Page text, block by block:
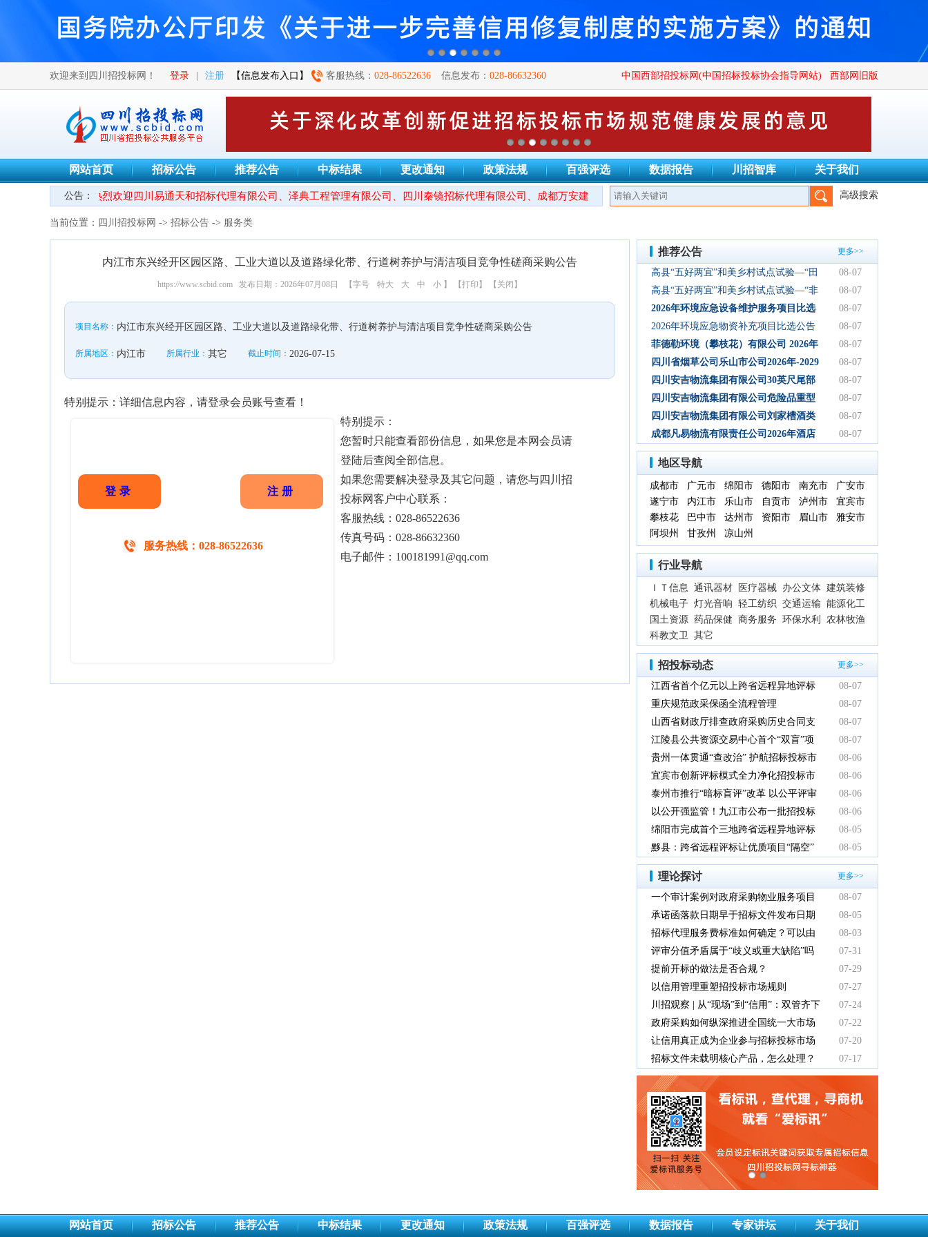
欢迎来到四川招投标网！ 登录 注册 【信息发布入口】 客服热线： 028-86522636 信息发布： 028-86632360 中国西部招投标网(中国招标投标协会指导网站) 西部网旧版
网站首页 招标公告 推荐公告 中标结果 更改通知 政策法规 百强评选 数据报告 川招智库 关于我们
公告：
●热烈欢迎四川易通天和招标代理有限公司、泽典工程管理有限公司、四川秦镜招标代理有限公司、成都万安建设项目管理有限公司、四川广群工程项目管理有限公司、四川锦鑫川荣工
高级搜索
当前位置： 四川招投标网 -> 招标公告 -> 服务类
内江市东兴经开区园区路、工业大道以及道路绿化带、行道树养护与清洁项目竞争性磋商采购公告
https://www.scbid.com 发布日期：2026年07月08日 【字号 特大 大 中 小 】 【打印】 【关闭】
项目名称： 内江市东兴经开区园区路、工业大道以及道路绿化带、行道树养护与清洁项目竞争性磋商采购公告
所属地区： 内江市 所属行业： 其它 截止时间： 2026-07-15
特别提示：详细信息内容，请登录会员账号查看！
登录 注册
服务热线：028-86522636
特别提示：
您暂时只能查看部份信息，如果您是本网会员请
登陆后查阅全部信息。
如果您需要解决登录及其它问题，请您与四川招
投标网客户中心联系：
客服热线：028-86522636
传真号码：028-86632360
电子邮件：100181991@qq.com
推荐公告 更多>>
高县“五好两宜”和美乡村试点试验—“田
园逸趣•农耕研学”农文旅融合新场景项
目初步设计服务结果公告
08-07
高县“五好两宜”和美乡村试点试验—“非
遗传承·研学体验”文化产业园建设项目
初步设计服务结果公告
08-07
2026年环境应急设备维护服务项目比选
公告
08-07
2026年环境应急物资补充项目比选公告
08-07
菲德勒环境（攀枝花）有限公司 2026年
第三季度第二次碳酸钠 招标公告（第二
次）
08-07
四川省烟草公司乐山市公司2026年-2029
年乐山物流中心卷烟装卸分拣服务中标
候选人公示
08-07
四川安吉物流集团有限公司30英尺尾部
自卸式集装箱采购项目成交候选人公示
08-07
四川安吉物流集团有限公司危险品重型
罐式半挂车项目成交候选人公示
08-07
四川安吉物流集团有限公司刘家槽酒类
绿色智慧物流园职业病危害预评价服务
（二次）成交候选人公示
08-07
成都凡易物流有限责任公司2026年酒店
空调采购及安装项目（第三次）评审结
果公示
08-07
地区导航
成都市 广元市 绵阳市 德阳市 南充市
广安市
遂宁市
内江市 乐山市 自贡市 泸州市
宜宾市
攀枝花
巴中市 达州市 资阳市 眉山市
雅安市
阿坝州
甘孜州 凉山州
行业导航
ＩＴ信息 通讯器材 医疗器械 办公文体 建筑装修
机械电子 灯光音响 轻工纺织 交通运输 能源化工
国土资源 药品保健 商务服务 环保水利
农林牧渔
科教文卫 其它
招投标动态 更多>>
江西省首个亿元以上跨省远程异地评标
项目在鹰潭市完成
08-07
重庆规范政采保函全流程管理
08-07
山西省财政厅排查政府采购历史合同支
付情况
08-07
江陵县公共资源交易中心首个“双盲”项
目顺利完成
08-07
贵州一体贯通“查改治” 护航招标投标市
场规范健康发展
08-06
宜宾市创新评标模式全力净化招投标市
场环境
08-06
泰州市推行“暗标盲评”改革 以公平评审
推动政府采购提质增效
08-06
以公开强监管！九江市公布一批招投标
领域系统整治典型案例
08-06
绵阳市完成首个三地跨省远程异地评标
项目
08-05
黟县：跨省远程评标让优质项目“隔空”
落地
08-05
理论探讨 更多>>
一个审计案例对政府采购物业服务项目
的警示
08-07
承诺函落款日期早于招标文件发布日期
有效吗
08-05
招标代理服务费标准如何确定？可以由
中标人支付吗？
08-03
评审分值矛盾属于“歧义或重大缺陷”吗
07-31
提前开标的做法是否合规？
07-29
以信用管理重塑招投标市场规则
07-27
川招观察 | 从“现场”到“信用”：双管齐下
重塑招投标新秩序
07-24
政府采购如何纵深推进全国统一大市场
建设
07-22
让信用真正成为企业参与招标投标市场
竞争的“通行证”
07-20
招标文件未载明核心产品，怎么处理？
07-17
网站首页 招标公告 推荐公告 中标结果 更改通知 政策法规 百强评选 数据报告 专家讲坛 关于我们